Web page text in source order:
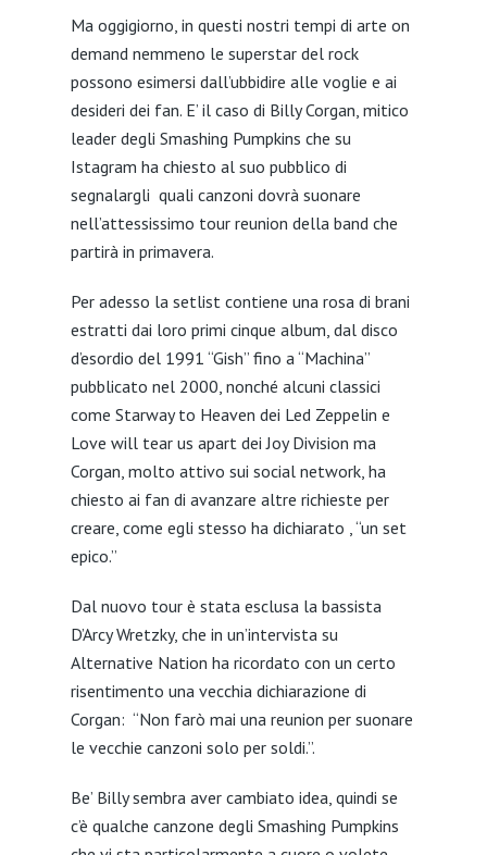
Ma oggigiorno, in questi nostri tempi di arte on
demand nemmeno le superstar del rock
possono esimersi dall’ubbidire alle voglie e ai
desideri dei fan. E’ il caso di Billy Corgan, mitico
leader degli Smashing Pumpkins che su
Istagram ha chiesto al suo pubblico di
segnalargli quali canzoni dovrà suonare
nell’attessissimo tour reunion della band che
partirà in primavera.
Per adesso la setlist contiene una rosa di brani
estratti dai loro primi cinque album, dal disco
d’esordio del 1991 “Gish” fino a “Machina”
pubblicato nel 2000, nonché alcuni classici
come Starway to Heaven dei Led Zeppelin e
Love will tear us apart dei Joy Division ma
Corgan, molto attivo sui social network, ha
chiesto ai fan di avanzare altre richieste per
creare, come egli stesso ha dichiarato , “un set
epico.”
Dal nuovo tour è stata esclusa la bassista
D’Arcy Wretzky, che in un’intervista su
Alternative Nation ha ricordato con un certo
risentimento una vecchia dichiarazione di
Corgan: “Non farò mai una reunion per suonare
le vecchie canzoni solo per soldi.”.
Be’ Billy sembra aver cambiato idea, quindi se
c’è qualche canzone degli Smashing Pumpkins